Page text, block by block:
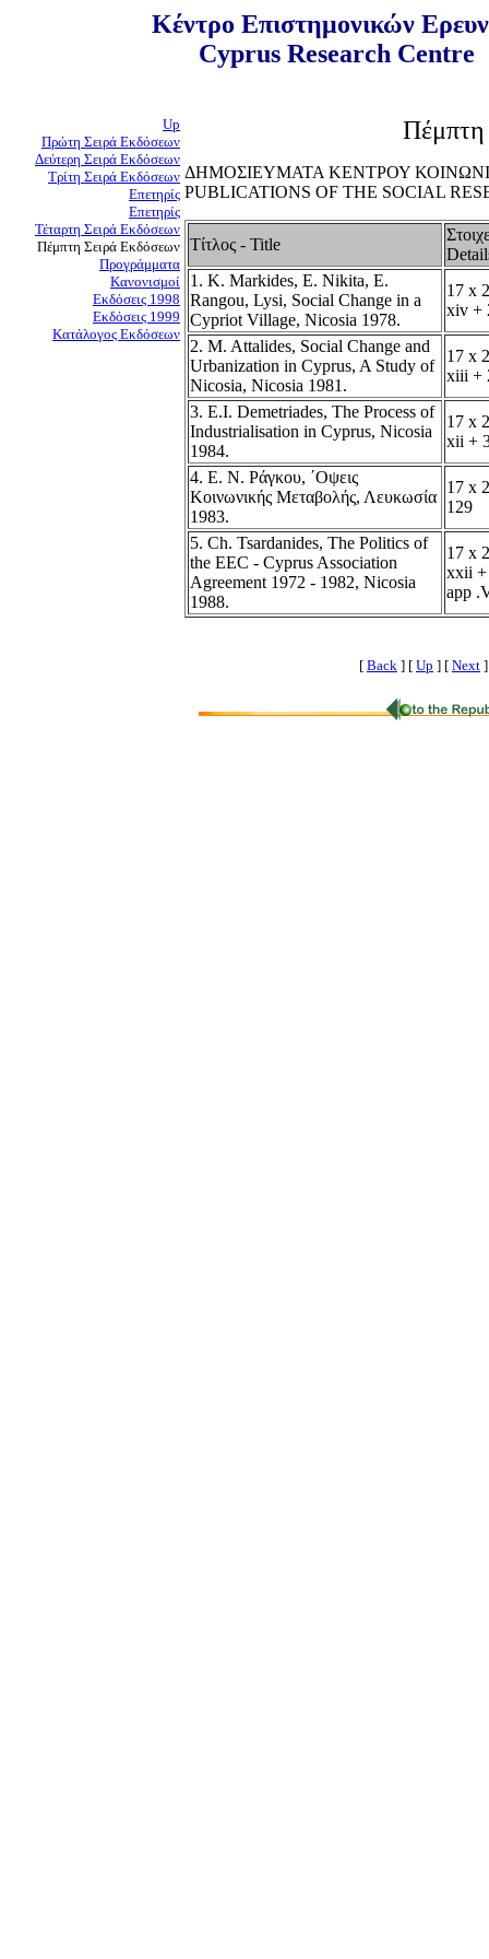
Κέντρο Επιστημονικών
Cyprus Research Centre
Up
Πρώτη Σειρά Εκδόσεων
Δεύτερη Σειρά Εκδόσεων
Τρίτη Σειρά Εκδόσεων
Επετηρίς
Επετηρίς
Τέταρτη Σειρά Εκδόσεων
Πέμπτη Σειρά Εκδόσεων
Προγράμματα
Kανονισμοί
Εκδόσεις 1998
Εκδόσεις 1999
Κατάλογος Εκδόσεων
Πέμπτη
ΔΗΜΟΣΙΕΥΜΑΤΑ ΚΕΝΤΡΟΥ
PUBLICATIONS OF THE SOCIAL
Τίτλος - Title
1. Κ. Markides, E. Nikita, E.
Rangou, Lysi, Social Change in a
Cypriot Village, Nicosia 1978.
17 x
xiv +
2. M. Attalides, Social Change and
Urbanization in Cyprus, A Study of
Nicosia, Nicosia 1981.
17 x
xiii +
3. E.I. Demetriades, The Process of
Industrialisation in Cyprus, Nicosia
1984.
17 x
xii +
4. Ε. Ν. Ράγκου, ΄Οψεις
Κοινωνικής Μεταβολής, Λευκωσία
1983.
17 x
129
5. Ch. Tsardanides, The Politics of
the EEC - Cyprus Association
Agreement 1972 - 1982, Nicosia
1988.
17 x
xxii +
app
[ Back ] [ Up ] [ Next ]